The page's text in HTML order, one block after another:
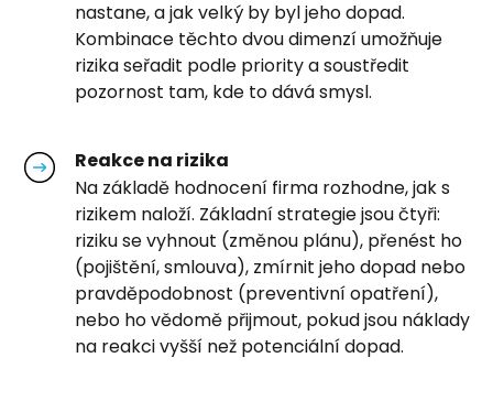
nastane, a jak velký by byl jeho dopad.
Kombinace těchto dvou dimenzí umožňuje
rizika seřadit podle priority a soustředit
pozornost tam, kde to dává smysl.
Reakce na rizika
Na základě hodnocení firma rozhodne, jak s
rizikem naloží. Základní strategie jsou čtyři:
riziku se vyhnout (změnou plánu), přenést ho
(pojištění, smlouva), zmírnit jeho dopad nebo
pravděpodobnost (preventivní opatření),
nebo ho vědomě přijmout, pokud jsou náklady
na reakci vyšší než potenciální dopad.